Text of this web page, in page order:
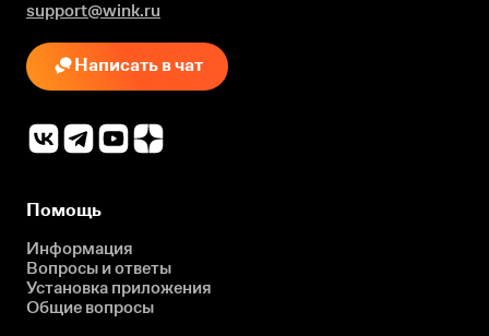
support@wink.ru
Написать в чат
Помощь
Информация
Вопросы и ответы
Установка приложения
Общие вопросы